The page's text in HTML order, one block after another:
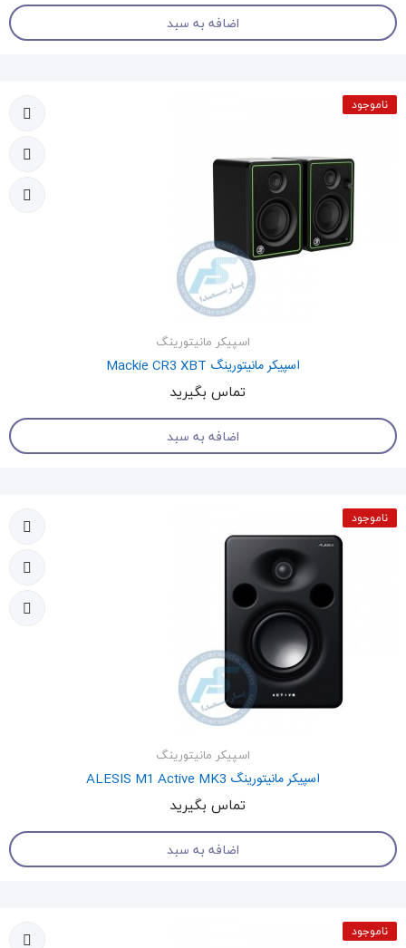
اضافه به سبد
ناموجود
اسپیکر مانیتورینگ
اسپیکر مانیتورینگ Mackie CR3 XBT
تماس بگیرید
اضافه به سبد
ناموجود
اسپیکر مانیتورینگ
اسپیکر مانیتورینگ ALESIS M1 Active MK3
تماس بگیرید
اضافه به سبد
ناموجود